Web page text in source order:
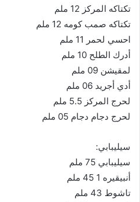
تكتاكه المركز 12 ملم
تكتاكه صمب كومه 12 ملم
احسي لحمر 11 ملم
أدرك الطلح 10 ملم
لمقيشن 09 ملم
أدي أجريد 06 ملم
لحرج المركز 5.5 ملم
لحرج دجام دجام 05 ملم
سيليبابي:
سيليبابي 75 ملم
أنبيقيره 1 45 ملم
تاشوط 43 ملم